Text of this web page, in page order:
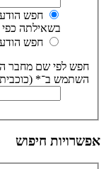
חפש
בשאילתה
חפש
חפש לפי שם מחבר
השתמש ב־*
אפשרויות חיפוש